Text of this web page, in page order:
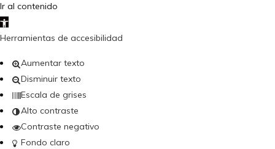
Ir al contenido
Abrir barra de herramientas
Herramientas de accesibilidad
Aumentar texto
Disminuir texto
Escala de grises
Alto contraste
Contraste negativo
Fondo claro